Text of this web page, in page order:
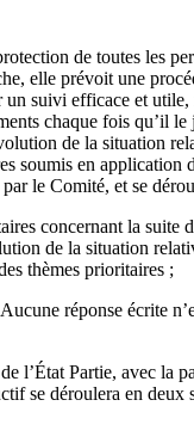
de toutes les
elle prévoit une
un suivi efficace et
chaque fois qu’il
de la situation
soumis en application
le Comité, et se
concernant la suite
de la situation
thèmes prioritaires ;
réponse écrite
l’État Partie, avec la
se déroulera en deux